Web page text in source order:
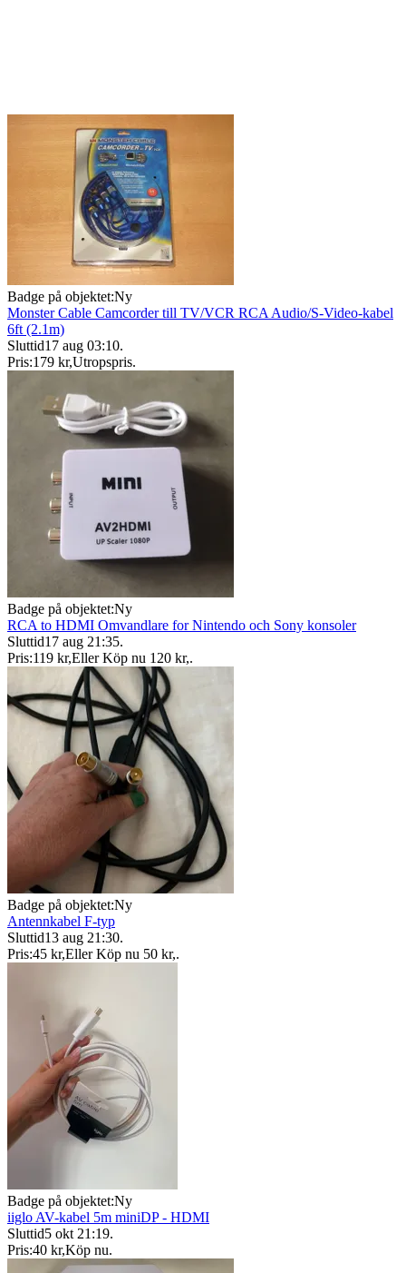
Badge på objektet:Ny
Monster Cable Camcorder till TV/VCR RCA Audio/S-Video-kabel
6ft (2.1m)
Sluttid17 aug 03:10.
Pris:179 kr,Utropspris.
Badge på objektet:Ny
RCA to HDMI Omvandlare for Nintendo och Sony konsoler
Sluttid17 aug 21:35.
Pris:119 kr,Eller Köp nu 120 kr,.
Badge på objektet:Ny
Antennkabel F-typ
Sluttid13 aug 21:30.
Pris:45 kr,Eller Köp nu 50 kr,.
Badge på objektet:Ny
iiglo AV-kabel 5m miniDP - HDMI
Sluttid5 okt 21:19.
Pris:40 kr,Köp nu.